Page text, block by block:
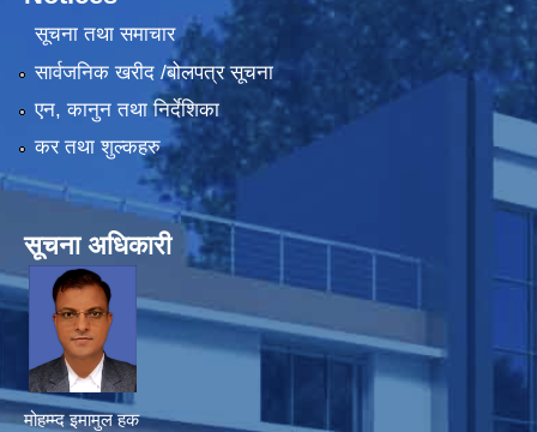
सूचना तथा समाचार
सार्वजनिक खरीद /बोलपत्र सूचना
एन, कानुन तथा निर्देशिका
कर तथा शुल्कहरु
सूचना अधिकारी
मोहम्म्द इमामुल हक